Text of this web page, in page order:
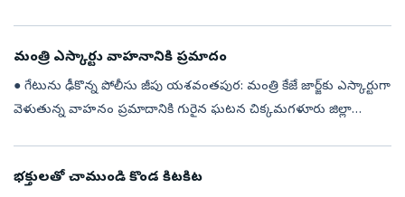
మంత్రి ఎస్కార్టు వాహనానికి ప్రమాదం
● గేటును ఢీకొన్న పోలీసు జీపు యశవంతపుర: మంత్రి కేజే జార్జ్‌కు ఎస్కార్టుగా
వెళుతున్న వాహనం ప్రమాదానికి గురైన ఘటన చిక్కమగళూరు జిల్లా
భక్తులతో చాముండి కొండ కిటకిట